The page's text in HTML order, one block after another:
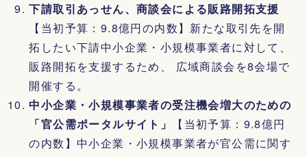
下請取引あっせん、商談会による販路開拓支援
【当初予算：9.8億円の内数】新たな取引先を開
拓したい下請中小企業・小規模事業者に対して、
販路開拓を支援するため、 広域商談会を8会場で
開催する。
中小企業・小規模事業者の受注機会増大のための
「官公需ポータルサイト」
【当初予算：9.8億円
の内数】中小企業・小規模事業者が官公需に関す